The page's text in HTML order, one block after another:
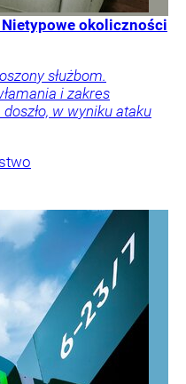
okoliczności
służbom.
i zakres
w wyniku ataku